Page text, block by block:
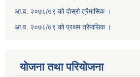
आ.व. २०७८/७९ को दोस्रो त्रैमासिक ।
आ.व. २०७८/७९ को प्रथम त्रैमासिक ।
योजना तथा परियोजना